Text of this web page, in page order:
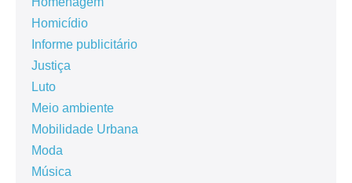
Homicídio
Informe publicitário
Justiça
Luto
Meio ambiente
Mobilidade Urbana
Moda
Música